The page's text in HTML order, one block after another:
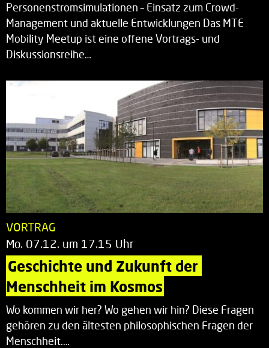
Personenstromsimulationen – Einsatz zum Crowd-
Management und aktuelle Entwicklungen Das MTE
Mobility Meetup ist eine offene Vortrags- und
Diskussionsreihe…
VORTRAG
Mo. 07.12. um 17.15 Uhr
Geschichte und Zukunft der
Menschheit im Kosmos
Wo kommen wir her? Wo gehen wir hin? Diese Fragen
gehören zu den ältesten philosophischen Fragen der
Menschheit.…